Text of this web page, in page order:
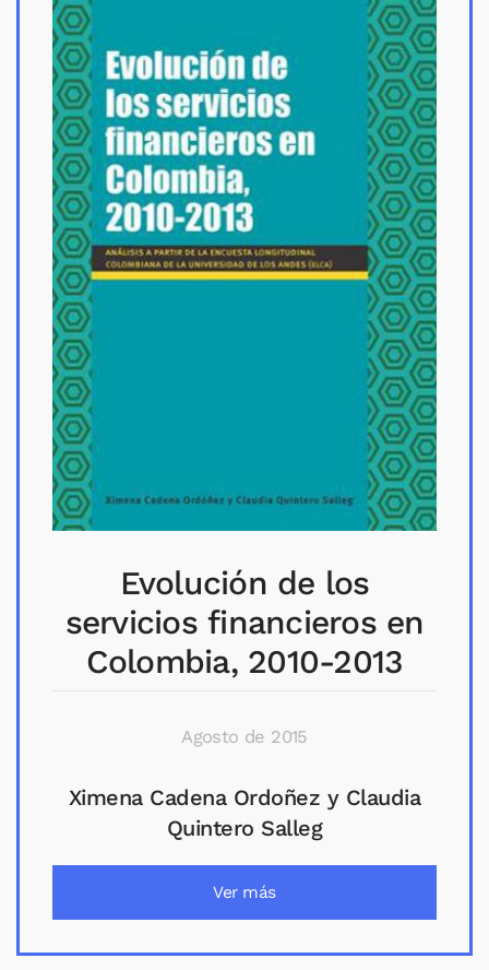
Evolución de los
servicios financieros en
Colombia, 2010-2013
Agosto de 2015
Ximena Cadena Ordoñez y Claudia
Quintero Salleg
Ver más